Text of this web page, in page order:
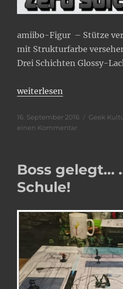
amiibo-Figur – Stütze
mit Strukturfarbe
Drei Schichten Glossy-
„#OOTD – ZSS im
weiterlesen
Veröffentlicht
am
16. September 2016 Geek
einen Kommentarzu
im
“neuen”
Boss gelegt…
Schule!